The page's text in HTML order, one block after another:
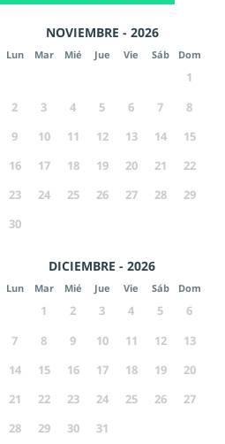
NOVIEMBRE - 2026
Lun Mar Mié Jue Vie Sáb Dom
1
2
3 4 5 6 7
8
9
10 11 12 13 14
15
16
17 18 19 20 21
22
23
24 25 26 27 28
29
30
DICIEMBRE - 2026
Lun Mar Mié Jue Vie Sáb Dom
1 2 3 4 5
6
7
8 9 10 11 12
13
14
15 16 17 18 19
20
21
22 23 24 25 26
27
28
29 30 31